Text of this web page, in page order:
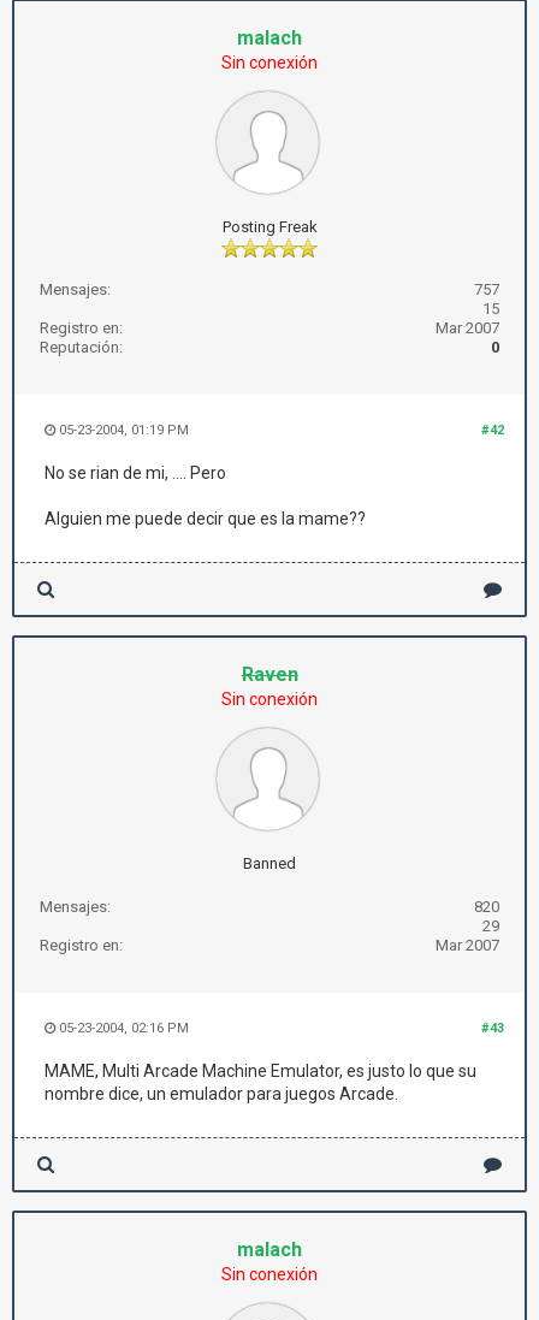
malach
Sin conexión
Posting Freak
Mensajes:
757
15
Registro en:
Mar 2007
Reputación:
0
#42
05-23-2004, 01:19 PM
No se rian de mi, .... Pero
Alguien me puede decir que es la mame??
Raven
Sin conexión
Banned
Mensajes:
820
29
Registro en:
Mar 2007
#43
05-23-2004, 02:16 PM
MAME, Multi Arcade Machine Emulator, es justo lo que su
nombre dice, un emulador para juegos Arcade.
malach
Sin conexión